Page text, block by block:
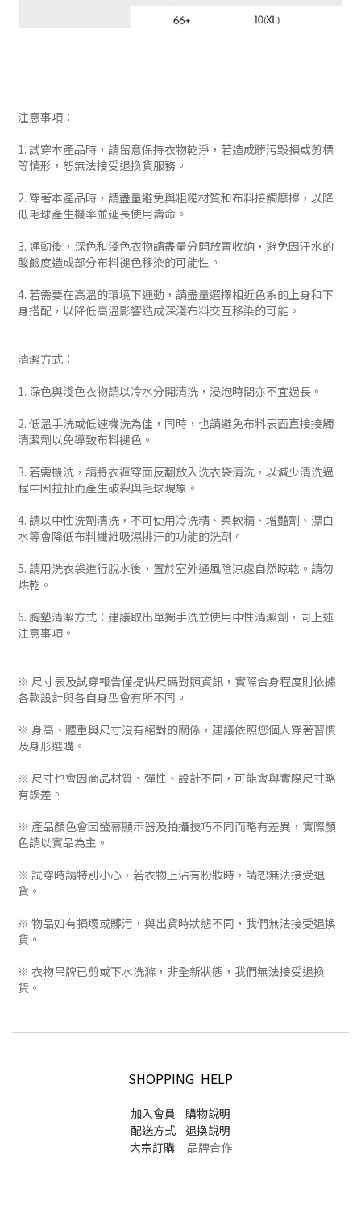
注意事項：
1. 試穿本產品時，請留意保持衣物乾淨，若造成髒污毀損或剪標
等情形，恕無法接受退換貨服務。
2. 穿著本產品時，請盡量避免與粗糙材質和布料接觸摩擦，以降
低毛球產生機率並延長使用壽命。
3. 運動後，深色和淺色衣物請盡量分開放置收納，避免因汗水的
酸鹼度造成部分布料褪色移染的可能性。
4. 若需要在高溫的環境下運動，請盡量選擇相近色系的上身和下
身搭配，以降低高溫影響造成深淺布料交互移染的可能。
清潔方式：
1. 深色與淺色衣物請以冷水分開清洗，浸泡時間亦不宜過長。
2. 低溫手洗或低速機洗為佳，同時，也請避免布料表面直接接觸
清潔劑以免導致布料褪色。
3. 若需機洗，請將衣褲穿面反翻放入洗衣袋清洗，以減少清洗過
程中因拉扯而產生破裂與毛球現象。
4. 請以中性洗劑清洗，不可使用冷洗精、柔軟精、增豔劑、漂白
水等會降低布料纖維吸濕排汗的功能的洗劑。
5. 請用洗衣袋進行脫水後，置於室外通風陰涼處自然晾乾。請勿
烘乾。
6. 胸墊清潔方式：建議取出單獨手洗並使用中性清潔劑，同上述
注意事項。
※ 尺寸表及試穿報告僅提供尺碼對照資訊，實際合身程度則依據
各款設計與各自身型會有所不同。
※ 身高、體重與尺寸沒有絕對的關係，建議依照您個人穿著習慣
及身形選購。
※ 尺寸也會因商品材質、彈性、設計不同，可能會與實際尺寸略
有誤差。
※ 產品顏色會因螢幕顯示器及拍攝技巧不同而略有差異，實際顏
色請以實品為主。
※ 試穿時請特別小心，若衣物上沾有粉妝時，請恕無法接受退
貨。
※ 物品如有損壞或髒污，與出貨時狀態不同，我們無法接受退換
貨。
※ 衣物吊牌已剪或下水洗滌，非全新狀態，我們無法接受退換
貨。
SHOPPING HELP
加入會員
購物說明
配送方式
退換說明
大宗訂購品牌合作